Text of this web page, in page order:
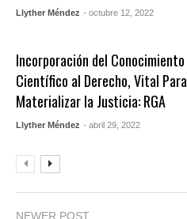
Llyther Méndez - octubre 12, 2022
Incorporación del Conocimiento
Científico al Derecho, Vital Para
Materializar la Justicia: RGA
Llyther Méndez - abril 29, 2022
NEWER POST